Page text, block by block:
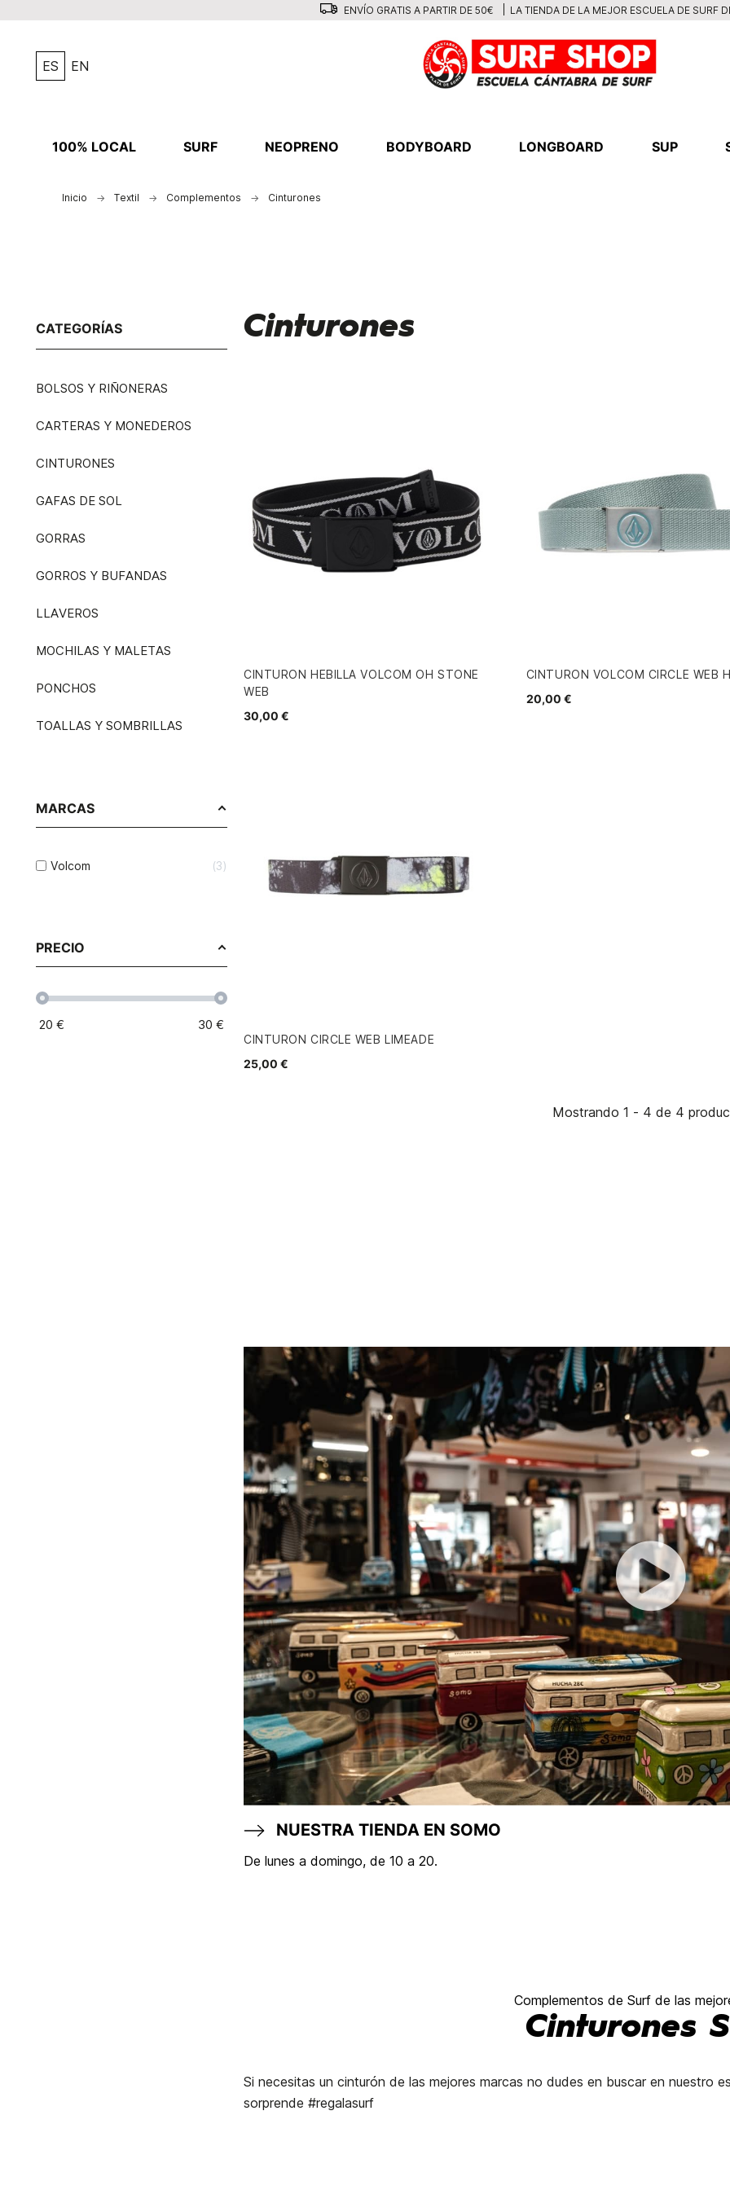
ENVÍO GRATIS A PARTIR DE 50€ LA TIENDA DE LA MEJOR ESCUELA DE SURF
ES EN
100% LOCAL SURF NEOPRENO BODYBOARD LONGBOARD SUP
Inicio Textil Complementos Cinturones
CATEGORÍAS
BOLSOS Y RIÑONERAS
CARTERAS Y MONEDEROS
CINTURONES
GAFAS DE SOL
GORRAS
GORROS Y BUFANDAS
LLAVEROS
MOCHILAS Y MALETAS
PONCHOS
TOALLAS Y SOMBRILLAS
MARCAS
Volcom 3
PRECIO
20 € 30 €
Cinturones
CINTURON HEBILLA VOLCOM OH STONE
WEB
30,00 €
CINTURON VOLCOM CIRCLE WEB
20,00 €
CINTURON CIRCLE WEB LIMEADE
25,00 €
Mostrando 1 - 4 de 4
NUESTRA TIENDA EN SOMO
De lunes a domingo, de 10 a 20.
Complementos de Surf de las
Cinturones
Si necesitas un cinturón de las mejores marcas no dudes en buscar en nuestro
sorprende #regalasurf